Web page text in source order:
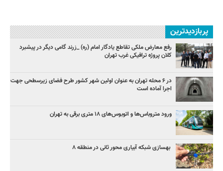
پربازدیدترین
رفع معارض ملکی تقاطع یادگار امام (ره) _زرند گامی دیگر در پیشبرد
کلان پروژه‌ ترافیکی غرب تهران
در ۶ محله تهران به عنوان اولین شهر کشور طرح فضای زیرسطحی جهت
اجرا آماده است
ورود متروباس‌ها و اتوبوس‌های ۱۸ متری برقی به تهران
بهسازی شبکه آبیاری محور ثانی در منطقه ۸